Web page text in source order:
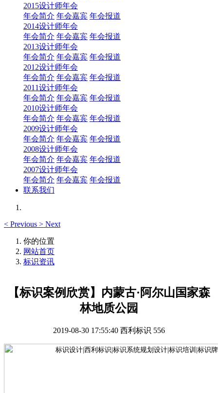
2015设计师年会
年会简介 年会嘉宾 年会报道
2014设计师年会
年会简介 年会嘉宾 年会报道
2013设计师年会
年会简介 年会嘉宾 年会报道
2012设计师年会
年会简介 年会嘉宾 年会报道
2011设计师年会
年会简介 年会嘉宾 年会报道
2010设计师年会
年会简介 年会嘉宾 年会报道
2009设计师年会
年会简介 年会嘉宾 年会报道
2008设计师年会
年会简介 年会嘉宾 年会报道
2007设计师年会
年会简介 年会嘉宾 年会报道
联系我们
< Previous > Next
你的位置
网站首页
标识资讯
【标识案例欣赏】内蒙古·阿尔山国家森
林地质公园
2019-08-30 17:55:40 西利标识 556